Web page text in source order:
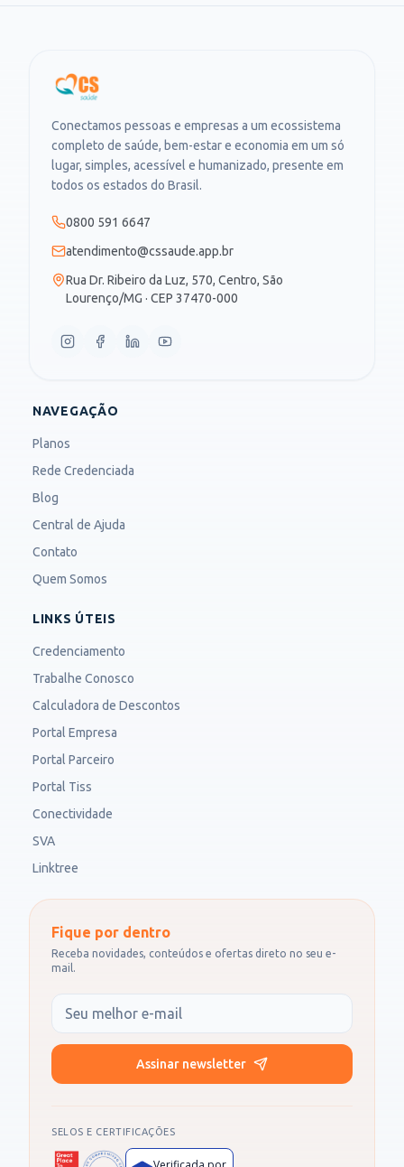
Conectamos pessoas e empresas a um ecossistema
completo de saúde, bem-estar e economia em um só
lugar, simples, acessível e humanizado, presente em
todos os estados do Brasil.
0800 591 6647
atendimento@cssaude.app.br
Rua Dr. Ribeiro da Luz, 570, Centro, São
Lourenço/MG · CEP 37470-000
NAVEGAÇÃO
Planos
Rede Credenciada
Blog
Central de Ajuda
Contato
Quem Somos
LINKS ÚTEIS
Credenciamento
Trabalhe Conosco
Calculadora de Descontos
Portal Empresa
Portal Parceiro
Portal Tiss
Conectividade
SVA
Linktree
Fique por dentro
Receba novidades, conteúdos e ofertas direto no seu e-
mail.
Seu e-mail
Assinar newsletter
SELOS E CERTIFICAÇÕES